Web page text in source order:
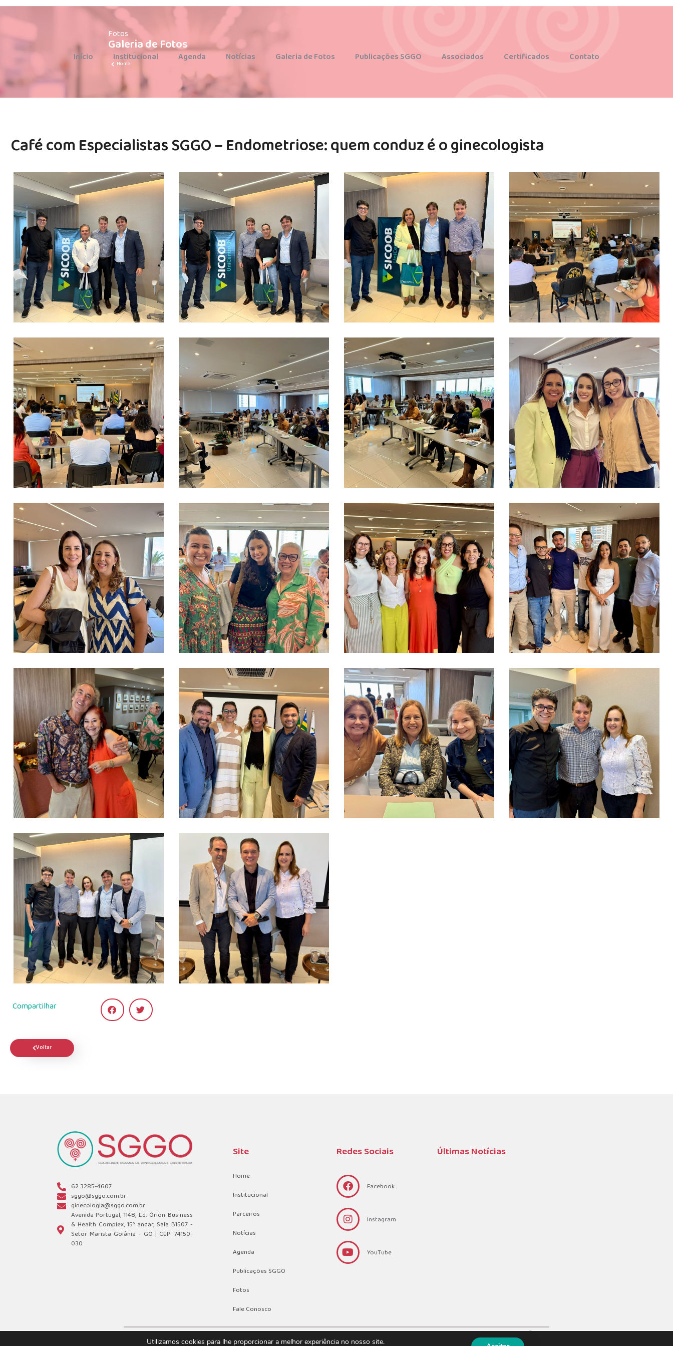
ginecologia@sggo.com.br
Início Institucional Agenda Notícias Galeria de Fotos Publicações SGGO Associados Certificados Contato
Fotos
Galeria de Fotos
Home
Café com Especialistas SGGO – Endometriose: quem conduz é o ginecologista
Compartilhar
Voltar
62 3285-4607
sggo@sggo.com.br
ginecologia@sggo.com.br
Avenida Portugal, 1148, Ed. Órion Business
& Health Complex, 15º andar, Sala B1507 -
Setor Marista Goiânia - GO | CEP: 74150-
030
Site
Home
Institucional
Parceiros
Notícias
Agenda
Publicações SGGO
Fotos
Fale Conosco
Redes Sociais
Facebook
Instagram
YouTube
Últimas Notícias
©2023 SGGO Ltda. Todos os direitos reservados. Desenvolvido por Conexão Soluções Corporativas
Utilizamos cookies para lhe proporcionar a melhor experiência no nosso site.